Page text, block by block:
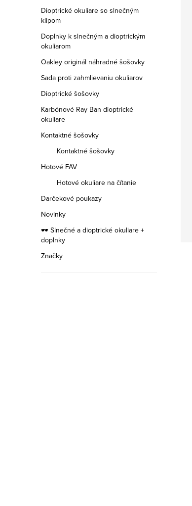
Dioptrické okuliare so slnečným
klipom
Doplnky k slnečným a dioptrickým
okuliarom
Oakley originál náhradné šošovky
Sada proti zahmlievaniu okuliarov
Dioptrické šošovky
Karbónové Ray Ban dioptrické
okuliare
Kontaktné šošovky
Kontaktné šošovky
Hotové FAV
Hotové okuliare na čítanie
Darčekové poukazy
Novinky
🕶️ Slnečné a dioptrické okuliare +
doplnky
Značky